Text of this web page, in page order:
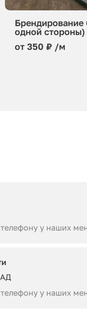
Брендирование
одной стороны)
от 350 ₽ /м
у наших
у наших